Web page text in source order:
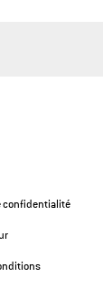
confidentialité